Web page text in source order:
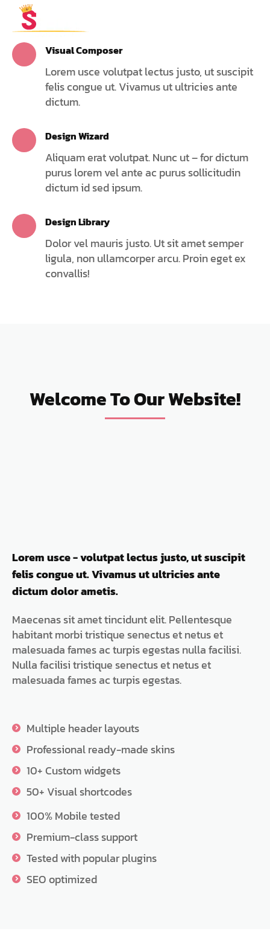
Visual Composer
Lorem usce volutpat lectus justo, ut suscipit
felis congue ut. Vivamus ut ultricies ante
dictum.
Design Wizard
Aliquam erat volutpat. Nunc ut – for dictum
purus lorem vel ante ac purus sollicitudin
dictum id sed ipsum.
Design Library
Dolor vel mauris justo. Ut sit amet semper
ligula, non ullamcorper arcu. Proin eget ex
convallis!
Welcome To Our Website!
Lorem usce - volutpat lectus justo, ut suscipit
felis congue ut. Vivamus ut ultricies ante
dictum dolor ametis.
Maecenas sit amet tincidunt elit. Pellentesque
habitant morbi tristique senectus et netus et
malesuada fames ac turpis egestas nulla facilisi.
Nulla facilisi tristique senectus et netus et
malesuada fames ac turpis egestas.
Multiple header layouts
Professional ready-made skins
10+ Custom widgets
50+ Visual shortcodes
100% Mobile tested
Premium-class support
Tested with popular plugins
SEO optimized